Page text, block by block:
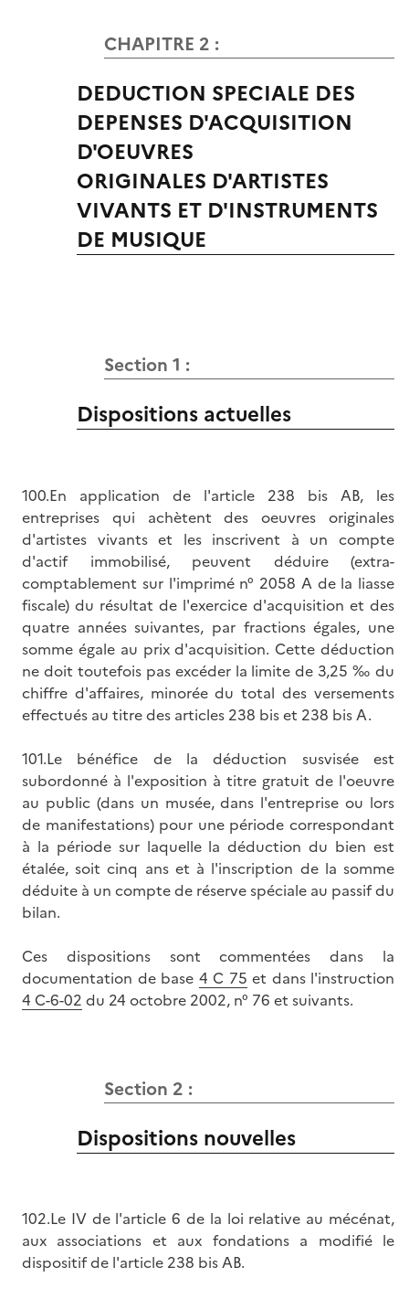
CHAPITRE 2 :
DEDUCTION SPECIALE DES
DEPENSES D'ACQUISITION
D'OEUVRES
ORIGINALES D'ARTISTES
VIVANTS ET D'INSTRUMENTS
DE MUSIQUE
Section 1 :
Dispositions actuelles
100.En application de l'article 238 bis AB, les
entreprises qui achètent des oeuvres originales
d'artistes vivants et les inscrivent à un compte
d'actif immobilisé, peuvent déduire (extra-
comptablement sur l'imprimé n° 2058 A de la liasse
fiscale) du résultat de l'exercice d'acquisition et des
quatre années suivantes, par fractions égales, une
somme égale au prix d'acquisition. Cette déduction
ne doit toutefois pas excéder la limite de 3,25 ‰ du
chiffre d'affaires, minorée du total des versements
effectués au titre des articles 238 bis et 238 bis A.
101.Le bénéfice de la déduction susvisée est
subordonné à l'exposition à titre gratuit de l'oeuvre
au public (dans un musée, dans l'entreprise ou lors
de manifestations) pour une période correspondant
à la période sur laquelle la déduction du bien est
étalée, soit cinq ans et à l'inscription de la somme
déduite à un compte de réserve spéciale au passif du
bilan.
Ces dispositions sont commentées dans la
documentation de base 4 C 75 et dans l'instruction
4 C-6-02 du 24 octobre 2002, n° 76 et suivants.
Section 2 :
Dispositions nouvelles
102.Le IV de l'article 6 de la loi relative au mécénat,
aux associations et aux fondations a modifié le
dispositif de l'article 238 bis AB.